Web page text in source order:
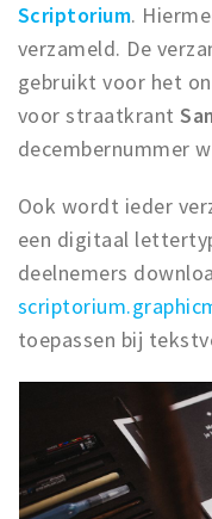
Scriptorium.
verzameld. De
gebruikt voor het
voor straatkrant
decembernummer
Ook wordt ieder
een digitaal
deelnemers
toepassen bij